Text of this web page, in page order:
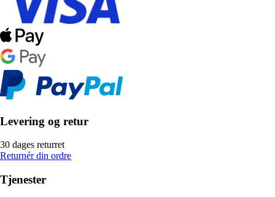
Levering og retur
30 dages returret
Returnér din ordre
Tjenester